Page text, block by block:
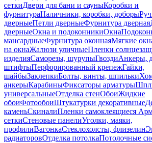
сеткиДвери для бани и сауныКоробки и
фурнитураНаличники, коробки, доборы
дверныеПетли дверныеФурнитура дверная
дверныеОкна и подоконникиОкна
мансардныеФурнитура оконнаяМягкие
на окнаЖалюзи уличныеПленки
изделияСаморезы, шурупыГвоздиАнкеры,
штифтыПерфорированный крепежГайки,
шайбыЗаклепкиБолты, винты, шпильки
анкерыКарабиныФиксаторы арматуры
универсальныеОтделка стенОбоиЖидкие
обоиФотообоиШтукатурки декоративные
каменьСкиналиПленки самоклеящиеся
сеткиСтеновые панелиУголки, маяки,
профилиВагонкаСтеклохолсты, флизелин
радиаторовОтделка потолкаПотолочные